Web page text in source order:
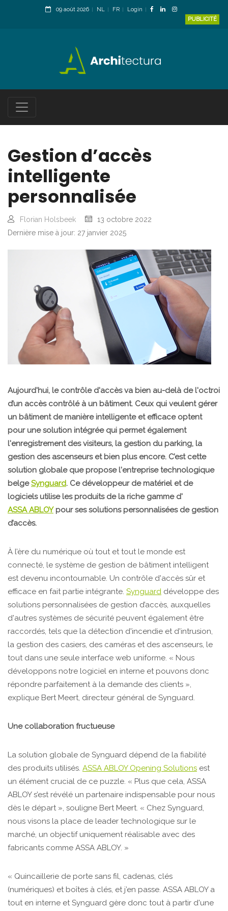
09 août 2026 NL FR
Login
PUBLICITÉ
Gestion d’accès
intelligente
personnalisée
Florian Holsbeek
13 octobre 2022
Dernière mise à jour: 27 janvier 2025
Aujourd'hui, le contrôle d'accès va bien au-delà de l'octroi
d’un accès contrôlé à un bâtiment. Ceux qui veulent gérer
un bâtiment de manière intelligente et efficace optent
pour une solution intégrée qui permet également
l'enregistrement des visiteurs, la gestion du parking, la
gestion des ascenseurs et bien plus encore. C’est cette
solution globale que propose l'entreprise technologique
belgeSynguard. Ce développeur de matériel et de
logiciels utilise les produits de la riche gamme d'
ASSA ABLOYpour ses solutions personnalisées de gestion
d’accès.
À l’ère du numérique où tout et tout le monde est
connecté, le système de gestion de bâtiment intelligent
est devenu incontournable. Un contrôle d'accès sûr et
efficace en fait partie intégrante. Synguard développe des
solutions personnalisées de gestion d’accès, auxquelles
d'autres systèmes de sécurité peuvent également être
raccordés, tels que la détection d'incendie et d'intrusion,
la gestion des casiers, des caméras et des ascenseurs, le
tout dans une seule interface web uniforme. « Nous
développons notre logiciel en interne et pouvons donc
répondre parfaitement à la demande des clients »,
explique Bert Meert, directeur général de Synguard.
Une collaboration fructueuse
La solution globale de Synguard dépend de la fiabilité
des produits utilisés. ASSA ABLOY Opening Solutions est
un élément crucial de ce puzzle. « Plus que cela, ASSA
ABLOY s’est révélé un partenaire indispensable pour nous
dès le départ », souligne Bert Meert. « Chez Synguard,
nous visons la place de leader technologique sur le
marché, un objectif uniquement réalisable avec des
fabricants comme ASSA ABLOY. »
« Quincaillerie de porte sans fil, cadenas, clés
(numériques) et boîtes à clés, et j’en passe. ASSA ABLOY a
tout en interne et Synguard gère donc tout à partir d'une